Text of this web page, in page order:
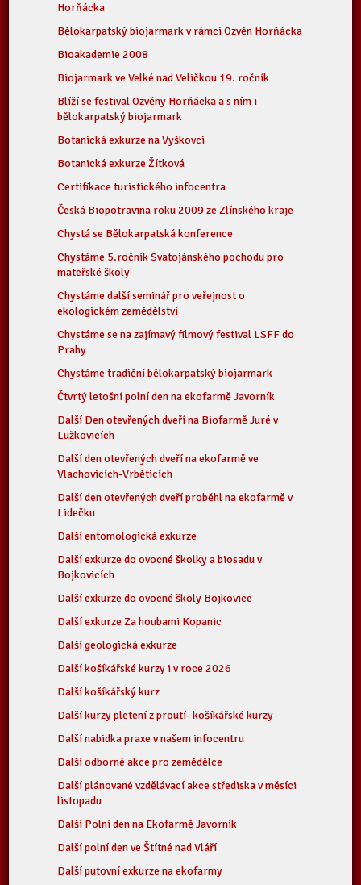
Horňácka
Bělokarpatský biojarmark v rámci Ozvěn Horňácka
Bioakademie 2008
Biojarmark ve Velké nad Veličkou 19. ročník
Blíží se festival Ozvěny Horňácka a s ním i
bělokarpatský biojarmark
Botanická exkurze na Vyškovci
Botanická exkurze Žítková
Certifikace turistického infocentra
Česká Biopotravina roku 2009 ze Zlínského kraje
Chystá se Bělokarpatská konference
Chystáme 5.ročník Svatojánského pochodu pro
mateřské školy
Chystáme další seminář pro veřejnost o
ekologickém zemědělství
Chystáme se na zajímavý filmový festival LSFF do
Prahy
Chystáme tradiční bělokarpatský biojarmark
Čtvrtý letošní polní den na ekofarmě Javorník
Další Den otevřených dveří na Biofarmě Juré v
Lužkovicích
Další den otevřených dveří na ekofarmě ve
Vlachovicích-Vrběticích
Další den otevřených dveří proběhl na ekofarmě v
Lidečku
Další entomologická exkurze
Další exkurze do ovocné školky a biosadu v
Bojkovicích
Další exkurze do ovocné školy Bojkovice
Další exkurze Za houbami Kopanic
Další geologická exkurze
Další košíkářské kurzy i v roce 2026
Další košíkářský kurz
Další kurzy pletení z proutí- košíkářské kurzy
Další nabidka praxe v našem infocentru
Další odborné akce pro zemědělce
Další plánované vzdělávací akce střediska v měsíci
listopadu
Další Polní den na Ekofarmě Javorník
Další polní den ve Štítné nad Vláří
Další putovní exkurze na ekofarmy